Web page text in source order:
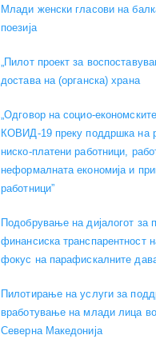
Mлади женски гласови на
поезија
„Пилот проект за
достава на (органска) храна
„Одговор на социо-
КОВИД-19 преку поддршка на
ниско-платени работници,
неформалната економија и
работници”
Подобрување на дијалогот за
финансиска транспарентност
фокус на парафискалните
Пилотирање на услуги за
вработување на млади лица
Северна Македонија